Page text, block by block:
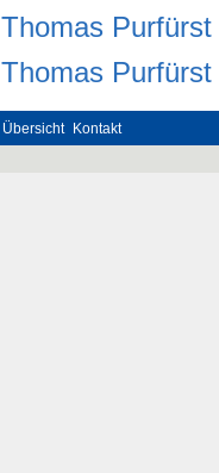
Thomas
‪Thomas
Übersicht Kontakt